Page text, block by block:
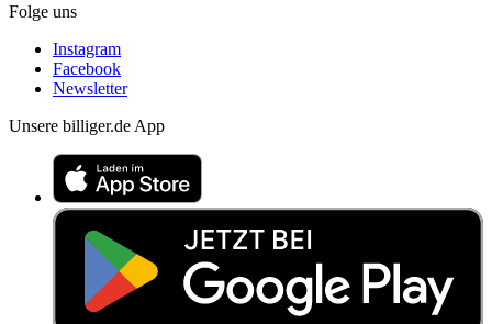
Folge uns
Instagram
Facebook
Newsletter
Unsere billiger.de App